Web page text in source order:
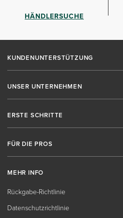
HÄNDLERSUCHE
KUNDENUNTERSTÜTZUNG
UNSER UNTERNEHMEN
ERSTE SCHRITTE
FÜR DIE PROS
MEHR INFO
Rückgabe-Richtlinie
Datenschutzrichtlinie